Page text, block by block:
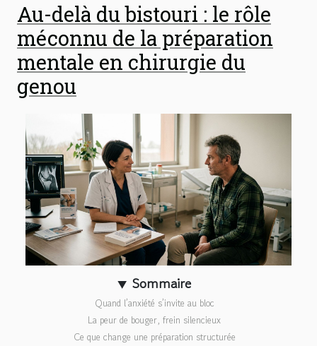
Au-delà du bistouri : le rôle
méconnu de la préparation
mentale en chirurgie du
genou
Sommaire
Quand l’anxiété s’invite au bloc
La peur de bouger, frein silencieux
Ce que change une préparation structurée